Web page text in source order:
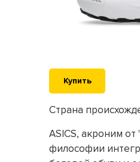
Купить
Страна
ASICS, акроним
философии